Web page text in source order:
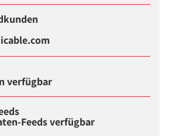
verfügbar
Feeds verfügbar